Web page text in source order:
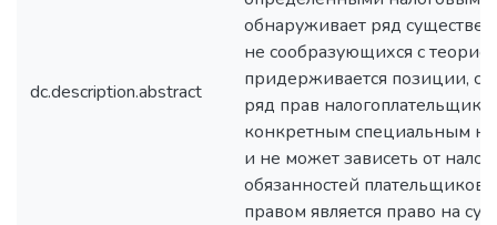
dc.description.abstract
обнаруживает ряд
не сообразующихся с
придерживается позиции,
ряд прав
конкретным специальным
и не может зависеть от
обязанностей плательщиков.
правом является право на